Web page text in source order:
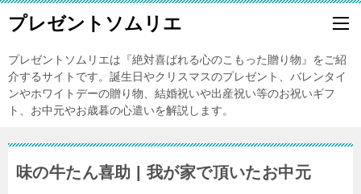
プレゼントソムリエ
プレゼントソムリエは『絶対喜ばれる心のこもった贈り物』をご紹
介するサイトです。誕生日やクリスマスのプレゼント、バレンタイ
ンやホワイトデーの贈り物、結婚祝いや出産祝い等のお祝いギフ
ト、お中元やお歳暮の心遣いを解説します。
味の牛たん喜助 | 我が家で頂いたお中元